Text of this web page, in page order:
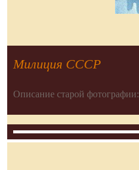
Милиция СССР
Описание старой фотографии: